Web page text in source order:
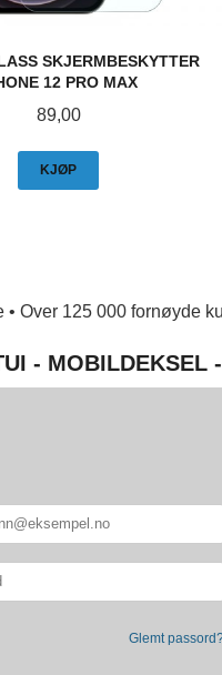
SKJERMBESKYTTER
12 PRO MAX
Pris
89,00
KJØP
Over 125 000 fornøyde
-
Glemt